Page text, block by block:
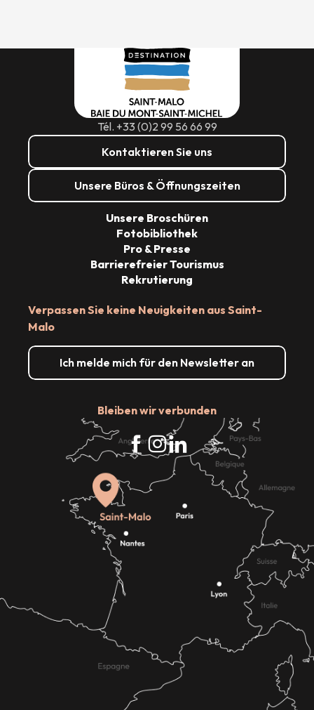
Tél. +33 (0)2 99 56 66 99
Kontaktieren Sie uns
Unsere Büros & Öffnungszeiten
Verpassen Sie keine Neuigkeiten aus Saint-
Malo
Ich melde mich für den Newsletter an
Bleiben wir verbunden
Unsere Broschüren
Fotobibliothek
Pro & Presse
Barrierefreier Tourismus
Rekrutierung